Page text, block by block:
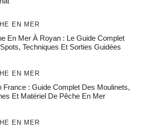
EN MER
En Mer À Royan : Le Guide Complet
Techniques Et Sorties Guidées
EN MER
France : Guide Complet Des Moulinets,
Et Matériel De Pêche En Mer
EN MER